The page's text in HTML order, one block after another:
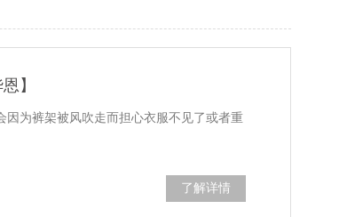
】
因为裤架被风吹走而担心衣服不见了或者重
了解详情